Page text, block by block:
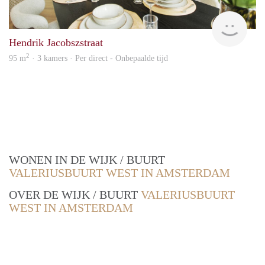
Hendrik Jacobszstraat
95 m2 · 3 kamers · Per direct - Onbepaalde tijd
WONEN IN DE WIJK / BUURT
VALERIUSBUURT WEST IN AMSTERDAM
OVER DE WIJK / BUURT VALERIUSBUURT
WEST IN AMSTERDAM